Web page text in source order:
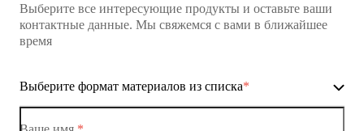
Выберите все интересующие продукты и оставьте ваши
контактные данные. Мы свяжемся с вами в ближайшее
время
Выберите формат материалов из списка*